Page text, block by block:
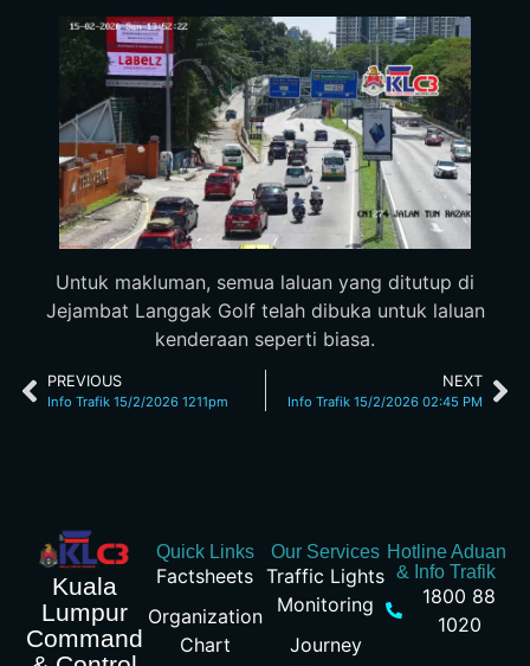
Untuk makluman, semua laluan yang ditutup di
Jejambat Langgak Golf telah dibuka untuk laluan
kenderaan seperti biasa.
PREVIOUS
Info Trafik 15/2/2026 1211pm
NEXT
Info Trafik 15/2/2026 02:45 PM
Kuala
Lumpur
Command
Quick Links
Factsheets
Organization
Chart
Our Services
Traffic Lights
Monitoring
Journey
Hotline Aduan
& Info Trafik
1800 88
1020